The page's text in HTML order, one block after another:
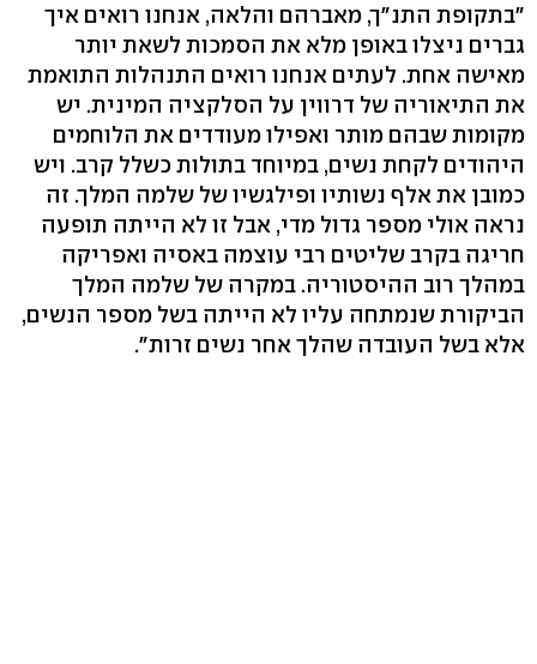
"בתקופת התנ"ך, מאברהם והלאה, אנחנו רואים איך
גברים ניצלו באופן מלא את הסמכות לשאת יותר
מאישה אחת. לעתים אנחנו רואים התנהלות התואמת
את התיאוריה של דרווין על הסלקציה המינית. יש
מקומות שבהם מותר ואפילו מעודדים את הלוחמים
היהודים לקחת נשים, במיוחד בתולות כשלל קרב. ויש
כמובן את אלף נשותיו ופילגשיו של שלמה המלך. זה
נראה אולי מספר גדול מדי, אבל זו לא הייתה תופעה
חריגה בקרב שליטים רבי עוצמה באסיה ואפריקה
במהלך רוב ההיסטוריה. במקרה של שלמה המלך
הביקורת שנמתחה עליו לא הייתה בשל מספר הנשים,
אלא בשל העובדה שהלך אחר נשים זרות".